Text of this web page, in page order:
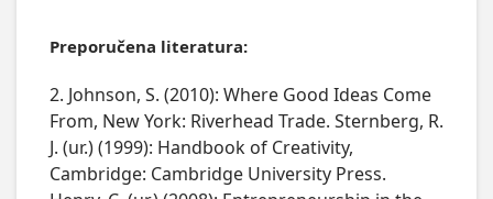
Preporučena literatura:
2. Johnson, S. (2010): Where Good Ideas Come
From, New York: Riverhead Trade. Sternberg, R.
J. (ur.) (1999): Handbook of Creativity,
Cambridge: Cambridge University Press.